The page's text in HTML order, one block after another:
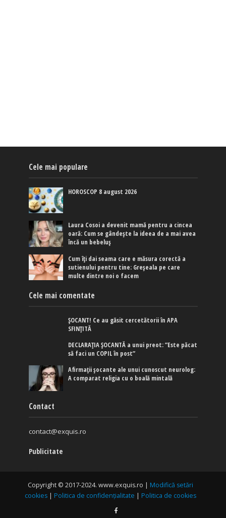
Cele mai populare
HOROSCOP 8 august 2026
Laura Cosoi a devenit mamă pentru a cincea
oară: Cum se gândește la ideea de a mai avea
încă un bebeluș
Cum îți dai seama care e măsura corectă a
sutienului pentru tine: Greșeala pe care
multe dintre noi o facem
Cele mai comentate
ȘOCANT! Ce au găsit cercetătorii în APA
SFINȚITĂ
DECLARAȚIA ȘOCANTĂ a unui preot: ”Este păcat
să faci un COPIL în post”
Afirmaţii şocante ale unui cunoscut neurolog:
A comparat religia cu o boală mintală
Contact
contact@exquis.ro
Publicitate
Copyright © 2017-2024. www.exquis.ro | Modifică setări
cookies | Politica de confidențialitate | Politica de cookies